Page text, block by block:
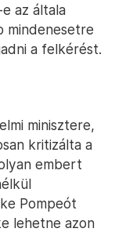
és
ellátó
könnyedén
igénylő
még akár
Kérdés,
az általa